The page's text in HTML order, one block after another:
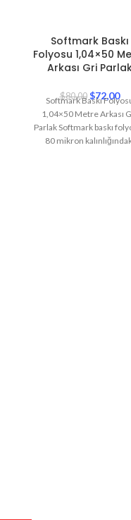
Softmark Baskı
Folyosu 1,04×50
Arkası Gri
$80,00 $72,00
Softmark Baskı
1,04×50 Metre Arkası
Parlak Softmark baskı
80 mikron